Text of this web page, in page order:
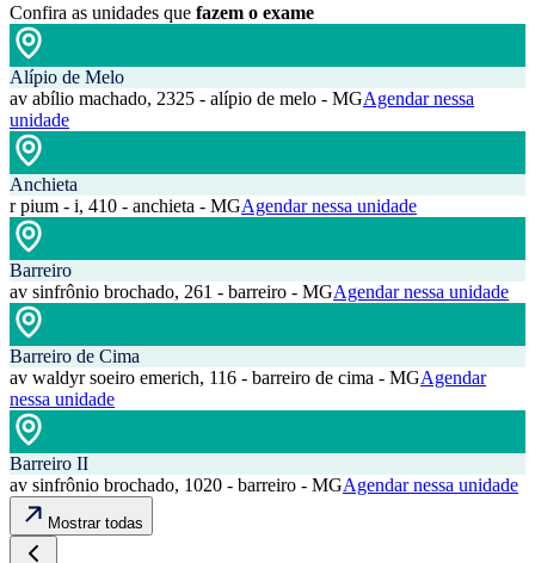
Confira as unidades que fazem o exame
Alípio de Melo
av abílio machado, 2325 - alípio de melo - MGAgendar nessa
unidade
Anchieta
r pium - i, 410 - anchieta - MGAgendar nessa unidade
Barreiro
av sinfrônio brochado, 261 - barreiro - MGAgendar nessa unidade
Barreiro de Cima
av waldyr soeiro emerich, 116 - barreiro de cima - MGAgendar
nessa unidade
Barreiro II
av sinfrônio brochado, 1020 - barreiro - MGAgendar nessa unidade
Mostrar todas